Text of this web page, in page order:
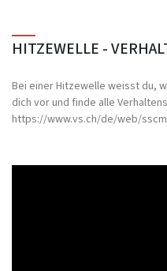
HITZEWELLE -
Bei einer Hitzewelle weisst du,
dich vor und finde alle
https://www.vs.ch/de/web/